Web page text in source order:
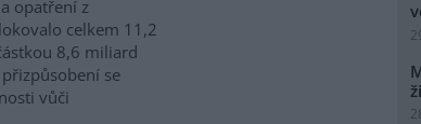
opatření z
celkem 11,2
8,6 miliard
se
vůči